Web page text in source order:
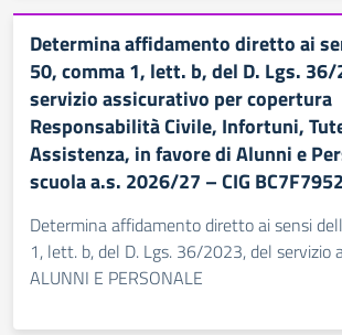
Determina affidamento diretto ai
50, comma 1, lett. b, del D. Lgs.
servizio assicurativo per copertura
Responsabilità Civile, Infortuni,
Assistenza, in favore di Alunni e
scuola a.s. 2026/27 – CIG
Determina affidamento diretto ai sensi
1, lett. b, del D. Lgs. 36/2023, del servizio
ALUNNI E PERSONALE